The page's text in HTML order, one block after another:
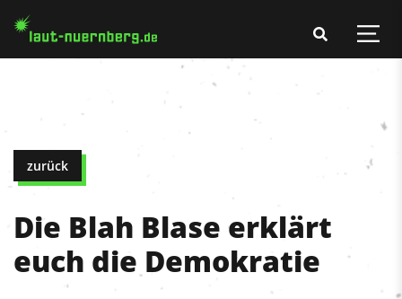
zurück
Die Blah Blase erklärt
euch die Demokratie